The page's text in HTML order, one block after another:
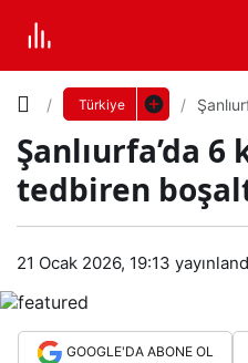
Türkiye
Şanlıurfa’da 6
tedbiren
21 Ocak 2026, 19:13
GOOGLE'DA ABONE OL
Şanl
a’da
Yazı
Ayarla
Küçük 100% Dev